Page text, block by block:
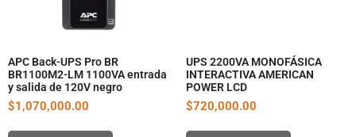
APC Back-UPS Pro BR
BR1100M2-LM 1100VA entrada
y salida de 120V negro
$1,070,000.00
UPS 2200VA MONOFÁSICA
INTERACTIVA AMERICAN
POWER LCD
$720,000.00